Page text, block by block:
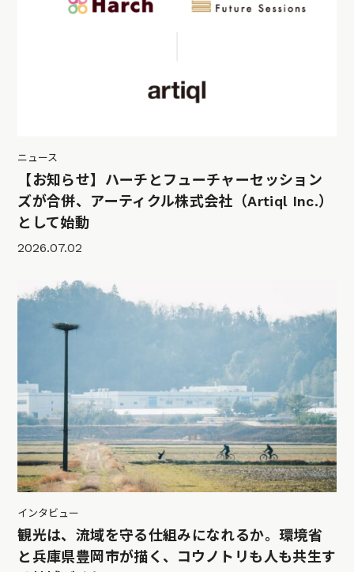
ニュース
【お知らせ】ハーチとフューチャーセッション
ズが合併、アーティクル株式会社（Artiql Inc.）
として始動
2026.07.02
インタビュー
観光は、流域を守る仕組みになれるか。環境省
と兵庫県豊岡市が描く、コウノトリも人も共生す